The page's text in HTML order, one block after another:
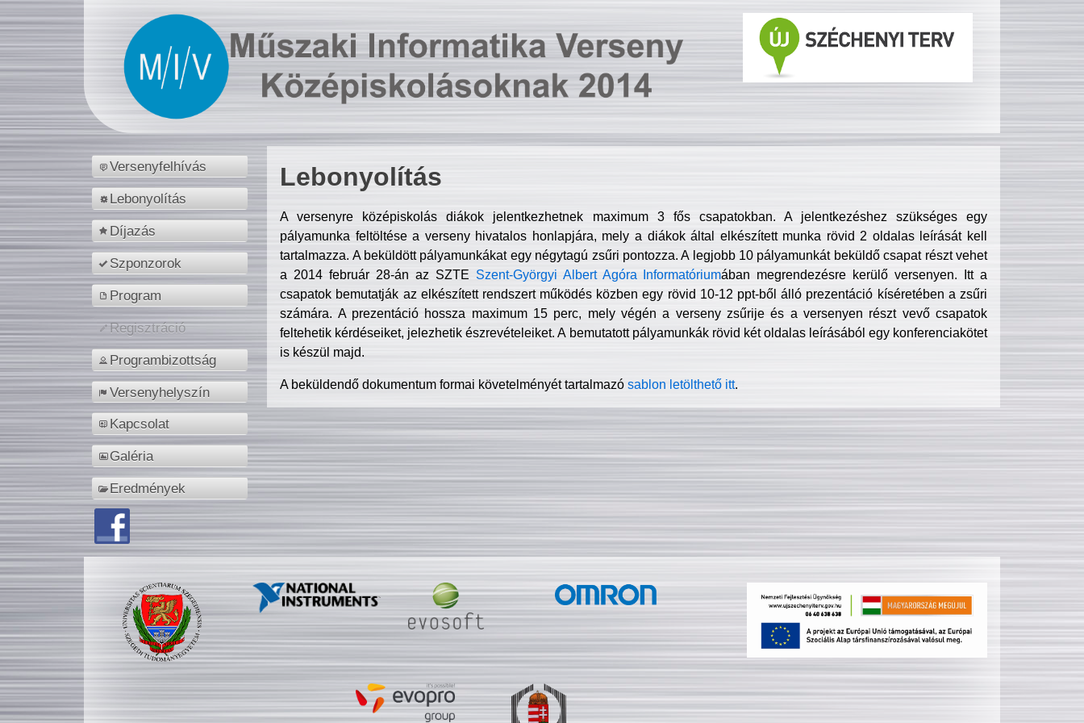
Versenyfelhívás
Lebonyolítás
Díjazás
Szponzorok
Program
Regisztráció
Programbizottság
Versenyhelyszín
Kapcsolat
Galéria
Eredmények
Lebonyolítás
A versenyre középiskolás diákok jelentkezhetnek maximum 3 fős csapatokban. A jelentkezéshez szükséges egy
pályamunka feltöltése a verseny hivatalos honlapjára, mely a diákok által elkészített munka rövid 2 oldalas leírását kell
tartalmazza. A beküldött pályamunkákat egy négytagú zsűri pontozza. A legjobb 10 pályamunkát beküldő csapat részt vehet
a 2014 február 28-án az SZTE Szent-Györgyi Albert Agóra Informatóriumában megrendezésre kerülő versenyen. Itt a
csapatok bemutatják az elkészített rendszert működés közben egy rövid 10-12 ppt-ből álló prezentáció kíséretében a zsűri
számára. A prezentáció hossza maximum 15 perc, mely végén a verseny zsűrije és a versenyen részt vevő csapatok
feltehetik kérdéseiket, jelezhetik észrevételeiket. A bemutatott pályamunkák rövid két oldalas leírásából egy konferenciakötet
is készül majd.
A beküldendő dokumentum formai követelményét tartalmazósablon letölthető itt.